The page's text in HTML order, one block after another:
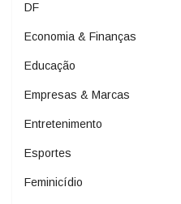
DF
Economia & Finanças
Educação
Empresas & Marcas
Entretenimento
Esportes
Feminicídio